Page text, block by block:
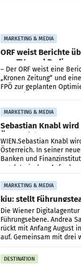
MARKETING & MEDIA
ORF weist Berichte
von TV- und
– Der ORF weist eine
„Kronen Zeitung“ und
FPÖ zur geplanten
MARKETING & MEDIA
Sebastian Knabl wird
Österreich
WIEN.Sebastian Knabl
Österreich. In seiner
Banken und
regulatorischen
Risikomanagement und
Transformationsprojekten
MARKETING & MEDIA
kju: stellt
Die Wiener
Führungsebene. Andrea
rückt mit Anfang August
auf. Gemeinsam mit drei
Neubesetzungen entsteht
DESTINATION